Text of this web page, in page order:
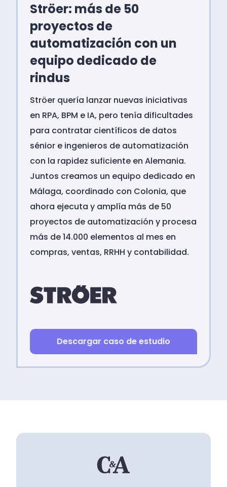
Ströer: más de 50
proyectos de
automatización con un
equipo dedicado de
rindus
Ströer quería lanzar nuevas iniciativas
en RPA, BPM e IA, pero tenía dificultades
para contratar científicos de datos
sénior e ingenieros de automatización
con la rapidez suficiente en Alemania.
Juntos creamos un equipo dedicado en
Málaga, coordinado con Colonia, que
ahora ejecuta y amplía más de 50
proyectos de automatización y procesa
más de 14.000 elementos al mes en
compras, ventas, RRHH y contabilidad.
Descargar caso de estudio